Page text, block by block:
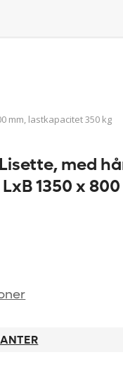
mm, lastkapacitet 350 kg
med
1350 x